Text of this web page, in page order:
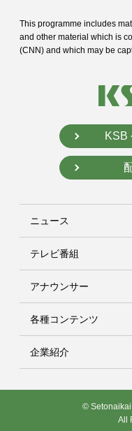
This programme includes
and other material which is
(CNN) and which may be
KSB
ニュース
テレビ番組
アナウンサー
各種コンテンツ
企業紹介
©
All